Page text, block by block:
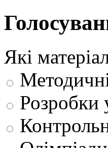
Які
Розробки